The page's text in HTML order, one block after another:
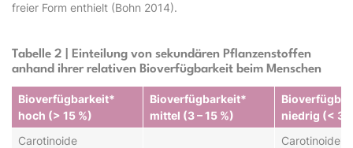
freier Form enthielt (Bohn 2014).
Tabelle 2 | Einteilung von sekundären Pflanzenstoffen
anhand ihrer relativen Bioverfügbarkeit beim Menschen
Bioverfügbarkeit*
hoch (> 15 %)
Bioverfügbarkeit*
mittel (3 – 15 %)
niedrig (< 3
Carotinoide
Carotinoide**